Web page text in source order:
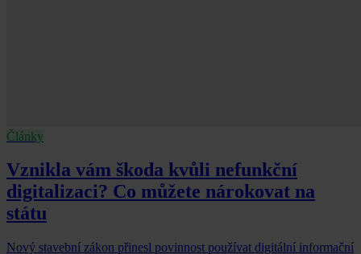
Články
Vznikla vám škoda kvůli nefunkční
digitalizaci? Co můžete nárokovat na
státu
Nový stavební zákon přinesl povinnost používat digitální informační